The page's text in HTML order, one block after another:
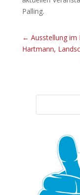
Palling.
← Ausstellung im
Hartmann,